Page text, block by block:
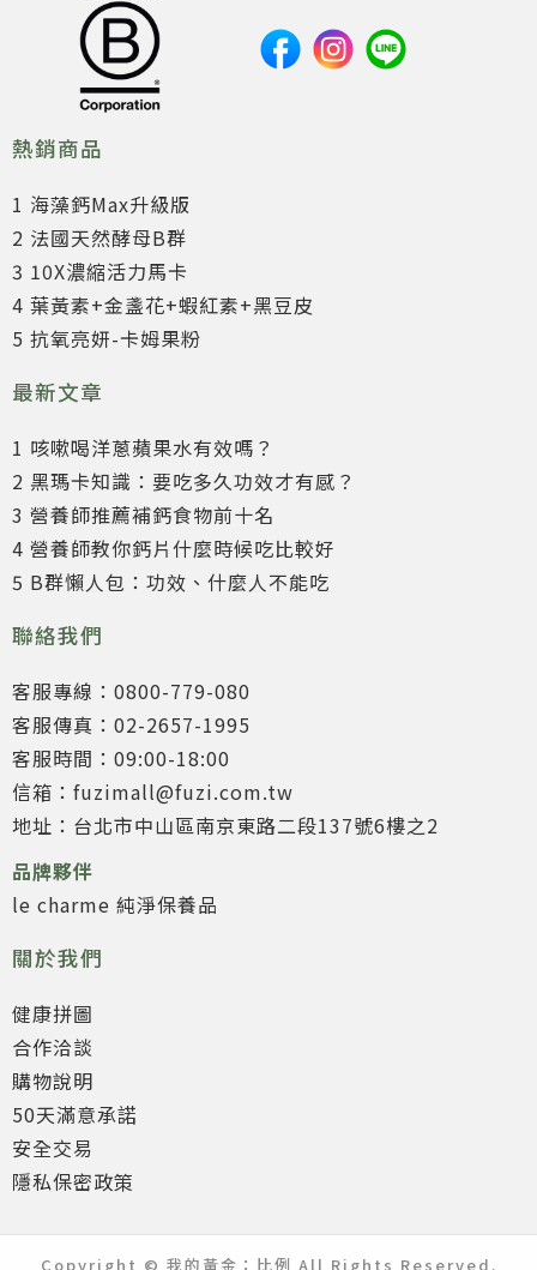
熱銷商品
1 海藻鈣Max升級版
2 法國天然酵母B群
3 10X濃縮活力馬卡
4 葉黃素+金盞花+蝦紅素+黑豆皮
5 抗氧亮妍-卡姆果粉
最新文章
1 咳嗽喝洋蔥蘋果水有效嗎？
2 黑瑪卡知識：要吃多久功效才有感？
3 營養師推薦補鈣食物前十名
4 營養師教你鈣片什麼時候吃比較好
5 B群懶人包：功效、什麼人不能吃
聯絡我們
客服專線：0800-779-080
客服傳真：02-2657-1995
客服時間：09:00-18:00
信箱：fuzimall@fuzi.com.tw
地址：台北市中山區南京東路二段137號6樓之2
品牌夥伴
le charme 純淨保養品
關於我們
健康拼圖
合作洽談
購物說明
50天滿意承諾
安全交易
隱私保密政策
Copyright © 我的黃金：比例 All Rights Reserved.